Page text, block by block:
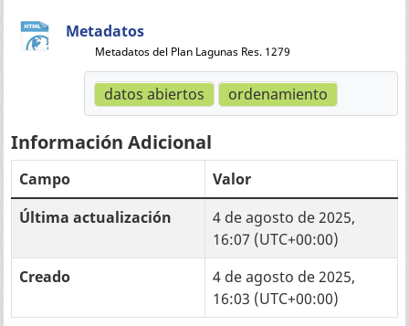
Metadatos
Metadatos del Plan Lagunas Res. 1279
datos abiertos ordenamiento
Información Adicional
Campo
Valor
Última actualización
4 de agosto de 2025,
16:07 (UTC+00:00)
Creado
4 de agosto de 2025,
16:03 (UTC+00:00)